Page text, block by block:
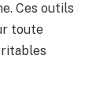
Ces outils
toute